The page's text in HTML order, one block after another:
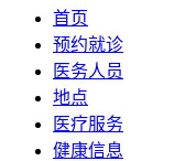
首页
预约就诊
医务人员
地点
医疗服务
健康信息